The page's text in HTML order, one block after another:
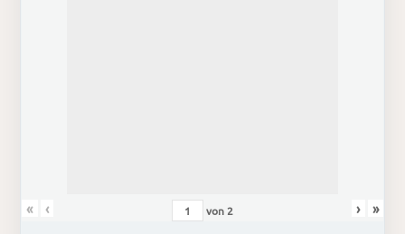
« ‹ von 2 › »